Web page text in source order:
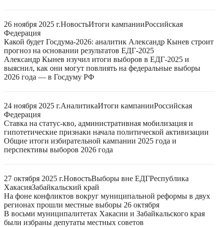
26 ноября 2025 г.НовостьИтоги кампанииРоссийская
Федерация
Какой будет Госдума-2026: аналитик Александр Кынев строит
прогноз на основании результатов ЕДГ-2025
Александр Кынев изучил итоги выборов в ЕДГ-2025 и
выяснил, как они могут повлиять на федеральные выборы
2026 года — в Госдуму РФ
24 ноября 2025 г.АналитикаИтоги кампанииРоссийская
Федерация
Ставка на статус-кво, административная мобилизация и
гипотетические признаки начала политической активизации
Общие итоги избирательной кампании 2025 года и
перспективы выборов 2026 года
27 октября 2025 г.НовостьВыборы вне ЕДГРеспублика
ХакасияЗабайкальский край
На фоне конфликтов вокруг муниципальной реформы в двух
регионах прошли местные выборы 26 октября
В восьми муниципалитетах Хакасии и Забайкальского края
были избраны депутаты местных советов